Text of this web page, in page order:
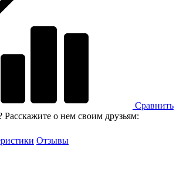
Сравнить
Расскажите о нем своим друзьям:
Отзывы